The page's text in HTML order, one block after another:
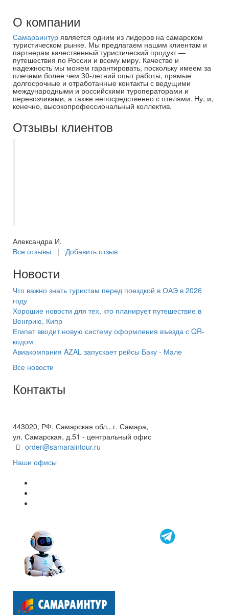
О компании
Самараинтур является одним из лидеров на самарском
туристическом рынке. Мы предлагаем нашим клиентам и
партнерам качественный туристический продукт —
путешествия по России и всему миру. Качество и
надежность мы можем гарантировать, поскольку имеем за
плечами более чем 30-летний опыт работы, прямые
долгосрочные и отработанные контакты с ведущими
международными и российскими туроператорами и
перевозчиками, а также непосредственно с отелями. Ну, и,
конечно, высокопрофессиональный коллектив.
Отзывы клиентов
Александра И.
Все отзывы | Добавить отзыв
Новости
Что важно знать туристам перед поездкой в ОАЭ в 2026
году
Хорошие новости для тех, кто планирует путешествие в
Венгрию, Кипр
Египет вводит новую систему оформления въезда с QR-
кодом
Авиакомпания AZAL запускает рейсы Баку - Мале
Все новости
Контакты
443020, РФ, Самарская обл., г. Самара,
ул. Самарская, д.51 - центральный офис
order@samaraintour.ru
Наши офисы